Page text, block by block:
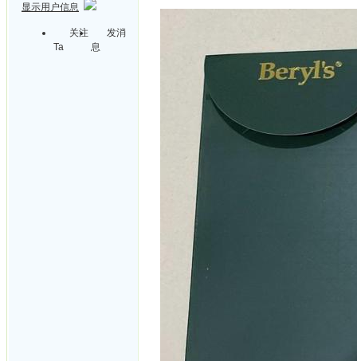
显示用户信息
关注
Ta
发消
息